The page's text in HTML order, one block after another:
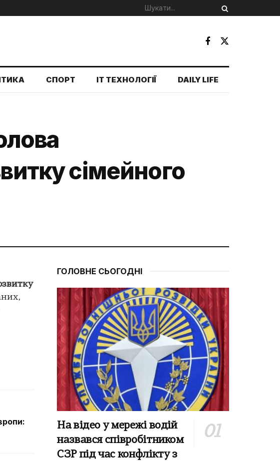
СПОРТ IT ТЕХНОЛОГІЇ DAILY LIFE
сімейного
ГОЛОВНЕ СЬОГОДНІ
На відео у мережі водій
назвався співробітником
СЗР під час конфлікту з